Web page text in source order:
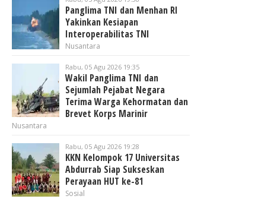
Panglima TNI dan Menhan RI
Yakinkan Kesiapan
Interoperabilitas TNI
Nusantara
Rabu, 05 Agu 2026 19:35
Wakil Panglima TNI dan
Sejumlah Pejabat Negara
Terima Warga Kehormatan dan
Brevet Korps Marinir
Nusantara
Rabu, 05 Agu 2026 19:28
KKN Kelompok 17 Universitas
Abdurrab Siap Sukseskan
Perayaan HUT ke-81
Sosial